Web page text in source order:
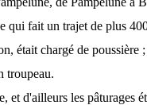
qui fait un trajet de plus
était chargé de poussière
troupeau.
et d'ailleurs les pâturages